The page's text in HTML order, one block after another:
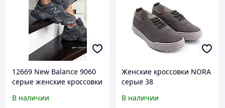
12669 New Balance 9060
серые женские кроссовки
В наличии
Женские кроссовки NORA
серые 38
В наличии